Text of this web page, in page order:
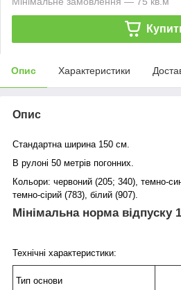
Опис Характеристики
Опис
Стандартна ширина 150 см.
В рулоні 50 метрів погонних.
Кольори: червоний (205; 340), темно-
темно-сірий (783), білий (907).
Мінімальна норма відпуску
Технічні характеристики:
Тип основи